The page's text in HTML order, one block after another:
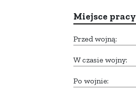
Miejsce pracy
Przed wojną:
W czasie wojny:
Po wojnie: